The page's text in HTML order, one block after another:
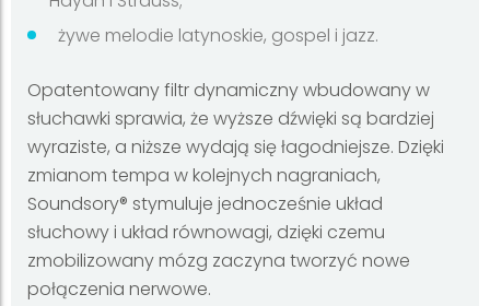
żywe melodie latynoskie, gospel i jazz.
Opatentowany filtr dynamiczny wbudowany w
słuchawki sprawia, że wyższe dźwięki są bardziej
wyraziste, a niższe wydają się łagodniejsze. Dzięki
zmianom tempa w kolejnych nagraniach,
Soundsory® stymuluje jednocześnie układ
słuchowy i układ równowagi, dzięki czemu
zmobilizowany mózg zaczyna tworzyć nowe
połączenia nerwowe.